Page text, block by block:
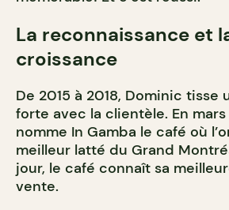
La reconnaissance et
croissance
De 2015 à 2018, Dominic tisse
forte avec la clientèle. En
nomme In Gamba le café où
meilleur latté du Grand
jour, le café connaît sa
vente.